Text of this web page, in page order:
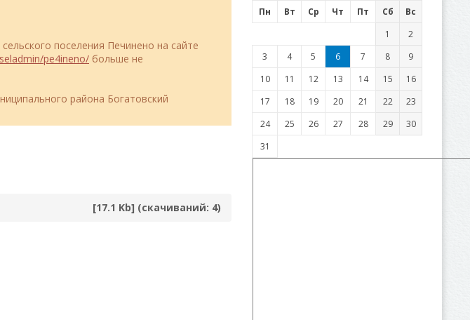
поселения Печинено на сайте
pe4ineno/ больше не
района Богатовский
[17.1 Kb] (cкачиваний: 4)
Пн
Вт Ср Чт Пт Сб
Вс
1
2
3
4 5 6 7 8
9
10
11 12 13 14 15
16
17
18 19 20 21 22
23
24
25 26 27 28 29
30
31